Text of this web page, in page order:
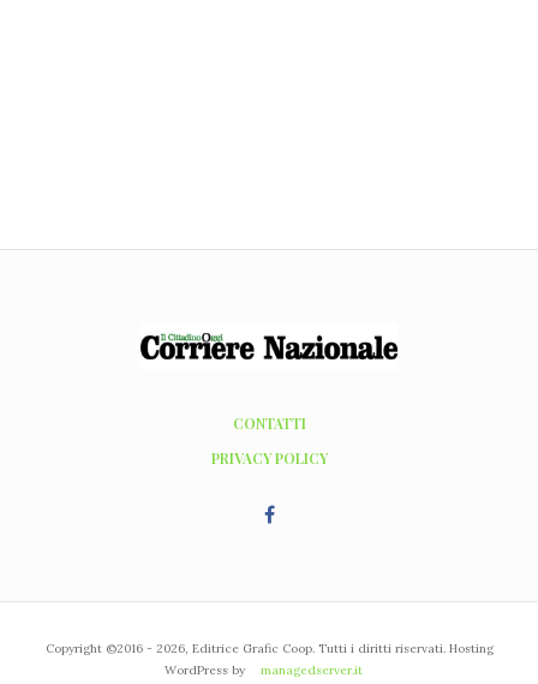
CONTATTI
PRIVACY POLICY
Copyright ©2016 - 2026, Editrice Grafic Coop. Tutti i diritti riservati. Hosting
WordPress by
managedserver.it